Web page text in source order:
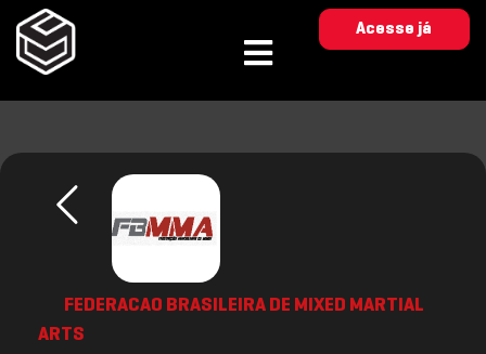
Acesse já
FEDERACAO BRASILEIRA DE MIXED MARTIAL
ARTS